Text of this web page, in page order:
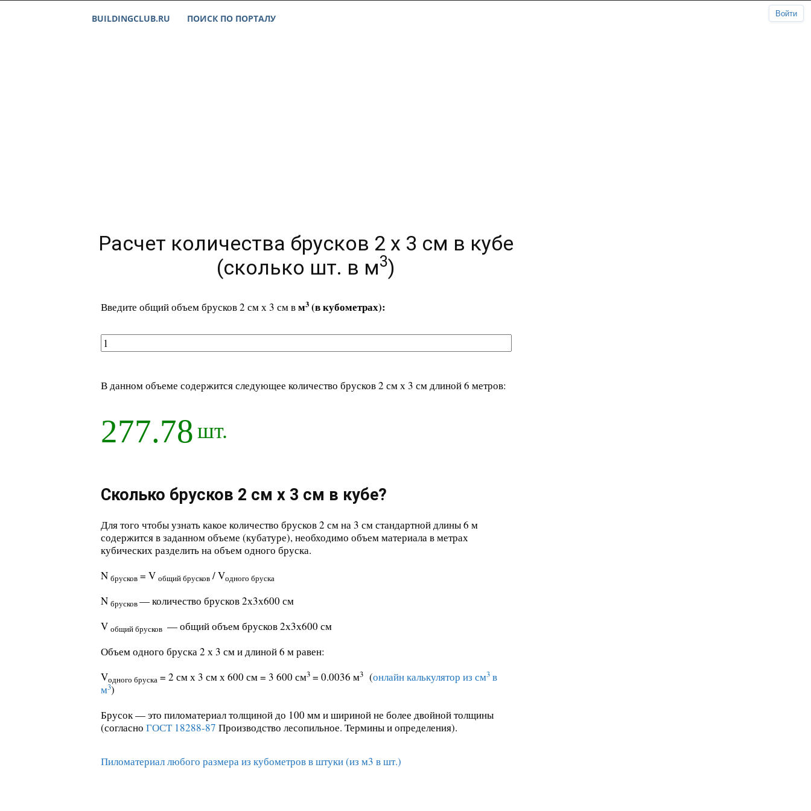
BUILDINGCLUB.RU ПОИСК ПО ПОРТАЛУ
Расчет количества брусков 2 х 3 см в кубе
(сколько шт. в м3)
Введите общий объем брусков 2 см х 3 см вм3 (в кубометрах):
В данном объеме содержится следующее количество брусков 2 см х 3 см длиной 6 метров:
277.78 шт.
Сколько брусков 2 см х 3 см в кубе?
Для того чтобы узнать какое количество брусков 2 см на 3 см стандартной длины 6 м
содержится в заданном объеме (кубатуре), необходимо объем материала в метрах
кубических разделить на объем одного бруска.
N брусков = V общий брусков / Vодного бруска
N брусков— количество брусков 2х3х600 см
V общий брусков — общий объем брусков 2х3х600 см
Объем одного бруска 2 х 3 см и длиной 6 м равен:
Vодного бруска = 2 см х 3 см х 600 см = 3 600 см3 = 0.0036 м3 (онлайн калькулятор из см3 в
м3)
Брусок — это пиломатериал толщиной до 100 мм и шириной не более двойной толщины
(согласно ГОСТ 18288-87 Производство лесопильное. Термины и определения).
Пиломатериал любого размера из кубометров в штуки (из м3 в шт.)
Войти